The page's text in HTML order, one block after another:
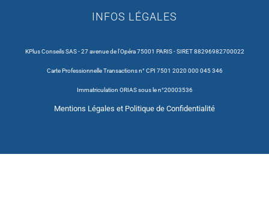
INFOS LÉGALES
KPlus Conseils SAS - 27 avenue de l'Opéra 75001 PARIS - SIRET 88296982700022
Carte Professionnelle Transactions n° CPI 7501 2020 000 045 346
Immatriculation ORIAS sous le n°20003536
Mentions Légales et Politique de Confidentialité